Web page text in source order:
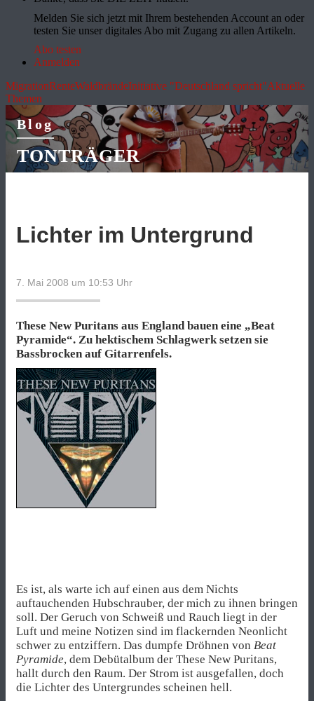
Melden Sie sich jetzt mit Ihrem bestehenden Account an oder
testen Sie unser digitales Abo mit Zugang zu allen Artikeln.
Abo testen
Anmelden
MigrationRenteWaldbrändeInitiative "Deutschland spricht"Aktuelle
Themen
Blog
TONTRÄGER
Lichter im Untergrund
7. Mai 2008 um 10:53 Uhr
These New Puritans aus England bauen eine „Beat
Pyramide“. Zu hektischem Schlagwerk setzen sie
Bassbrocken auf Gitarrenfels.
Es ist, als warte ich auf einen aus dem Nichts
auftauchenden Hubschrauber, der mich zu ihnen bringen
soll. Der Geruch von Schweiß und Rauch liegt in der
Luft und meine Notizen sind im flackernden Neonlicht
schwer zu entziffern. Das dumpfe Dröhnen von Beat
Pyramide, dem Debütalbum der These New Puritans,
hallt durch den Raum. Der Strom ist ausgefallen, doch
die Lichter des Untergrundes scheinen hell.